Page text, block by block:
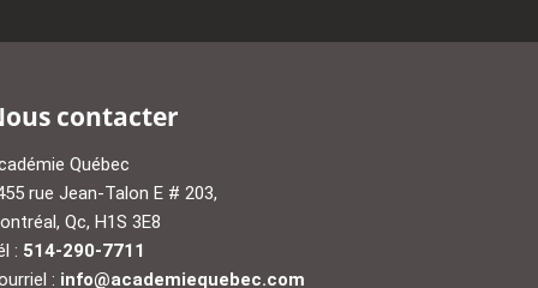
contacter
Québec
rue Jean-Talon E # 203,
Qc, H1S 3E8
: 514-290-7711
: info@academiequebec.com